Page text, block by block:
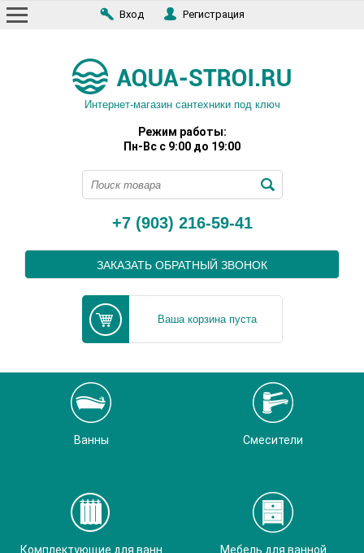
Вход Регистрация
Интернет-магазин сантехники под ключ
Режим работы:
Пн-Вс с 9:00 до 19:00
+7 (903) 216-59-41
ЗАКАЗАТЬ ОБРАТНЫЙ ЗВОНОК
Ваша корзина пуста
Ванны Смесители
Комплектующие для ванн Мебель для ванной